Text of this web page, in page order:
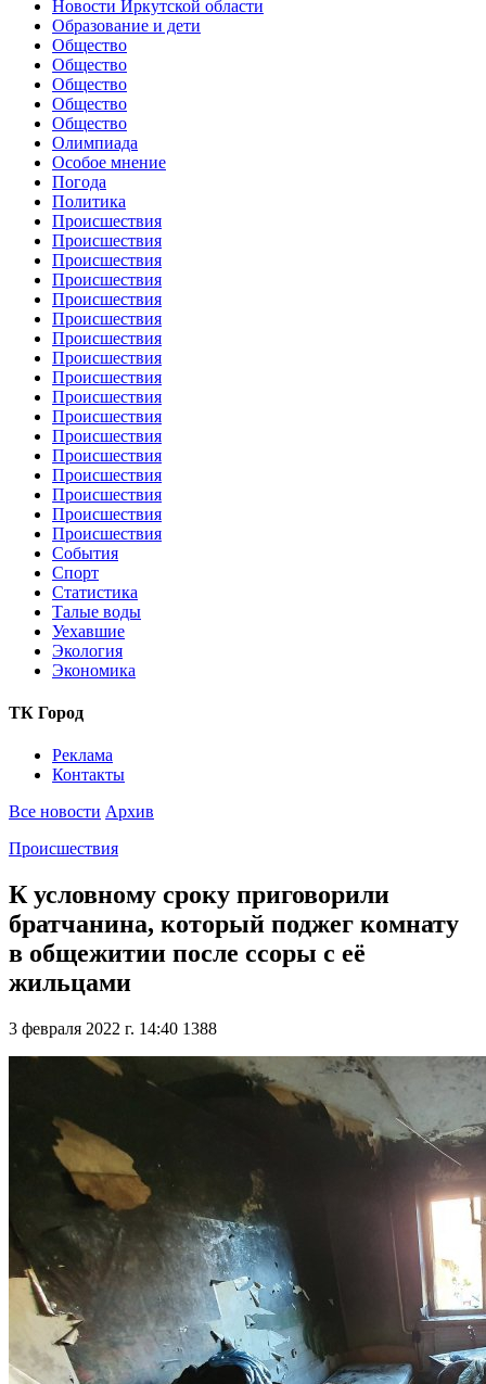
Новости Иркутской области
Образование и дети
Общество
Общество
Общество
Общество
Общество
Олимпиада
Особое мнение
Погода
Политика
Происшествия
Происшествия
Происшествия
Происшествия
Происшествия
Происшествия
Происшествия
Происшествия
Происшествия
Происшествия
Происшествия
Происшествия
Происшествия
Происшествия
Происшествия
Происшествия
Происшествия
События
Спорт
Статистика
Талые воды
Уехавшие
Экология
Экономика
ТК Город
Реклама
Контакты
Все новости Архив
Происшествия
К условному сроку приговорили
братчанина, который поджег комнату
в общежитии после ссоры с её
жильцами
3 февраля 2022 г. 14:40 1388